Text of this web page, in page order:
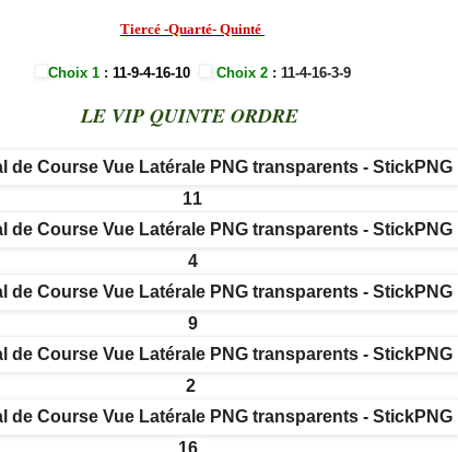
Tiercé -Quarté- Quinté
Choix 1: 11-9-4-16-10 Choix 2: 11-4-16-3-9
LE VIP QUINTE ORDRE
11
4
9
2
16